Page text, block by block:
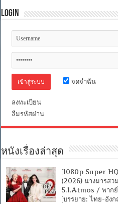
Login
จดจำฉัน
ลงทะเบียน
ลืมรหัสผ่าน
หนังเรื่องล่าสุด
[1080p Super
(2026) นางมารสว
5.1.Atmos / พาก
[บรรยาย: ไทย-อัง